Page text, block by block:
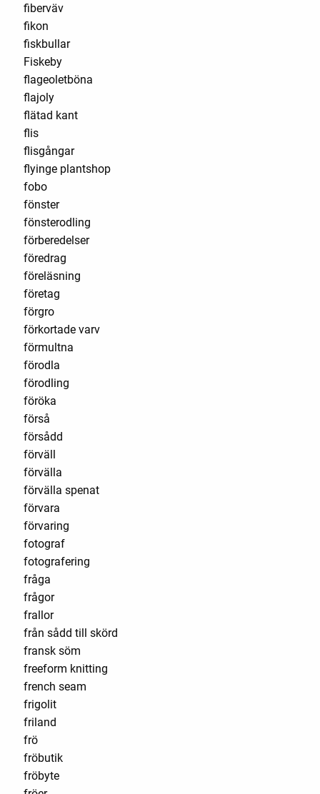
fiberväv
fikon
fiskbullar
Fiskeby
flageoletböna
flajoly
flätad kant
flis
flisgångar
flyinge plantshop
fobo
fönster
fönsterodling
förberedelser
föredrag
föreläsning
företag
förgro
förkortade varv
förmultna
förodla
förodling
föröka
förså
försådd
förväll
förvälla
förvälla spenat
förvara
förvaring
fotograf
fotografering
fråga
frågor
frallor
från sådd till skörd
fransk söm
freeform knitting
french seam
frigolit
friland
frö
fröbutik
fröbyte